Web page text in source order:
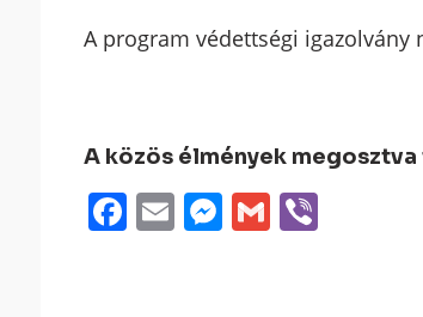
A program védettségi igazolvány
A közös élmények
Facebook
EmailMessenger
GmailViber